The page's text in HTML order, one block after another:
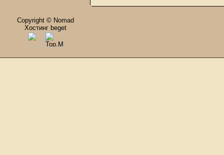
Copyright © Nomad
Хостинг beget